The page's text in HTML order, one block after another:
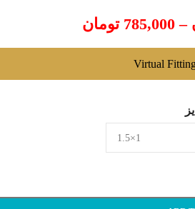
785,000 تومان –
Virtual